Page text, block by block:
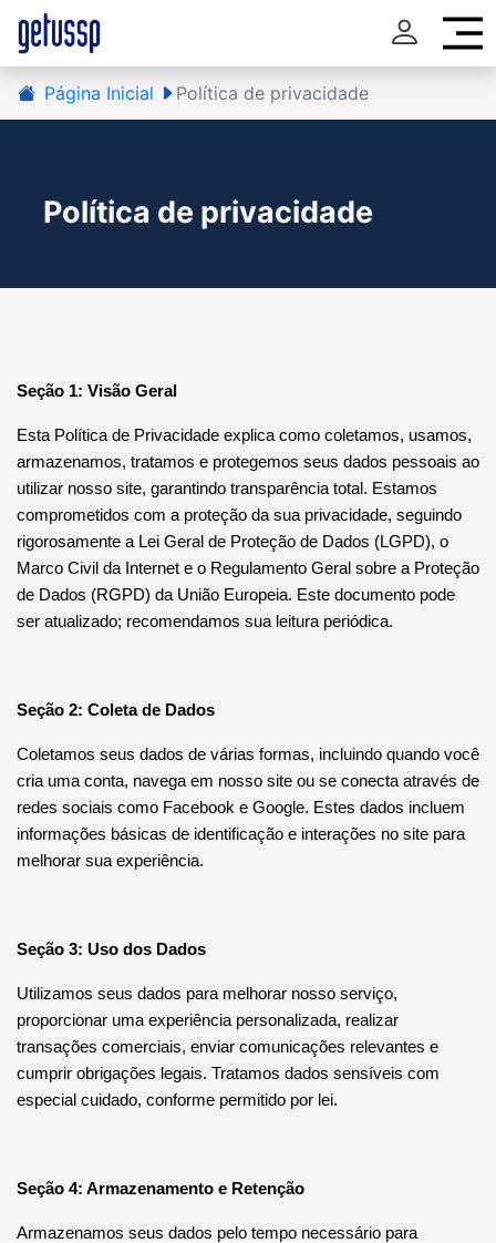
Página Inicial Política de privacidade
Política de privacidade
Seção 1: Visão Geral
Esta Política de Privacidade explica como coletamos, usamos,
armazenamos, tratamos e protegemos seus dados pessoais ao
utilizar nosso site, garantindo transparência total. Estamos
comprometidos com a proteção da sua privacidade, seguindo
rigorosamente a Lei Geral de Proteção de Dados (LGPD), o
Marco Civil da Internet e o Regulamento Geral sobre a Proteção
de Dados (RGPD) da União Europeia. Este documento pode
ser atualizado; recomendamos sua leitura periódica.
Seção 2: Coleta de Dados
Coletamos seus dados de várias formas, incluindo quando você
cria uma conta, navega em nosso site ou se conecta através de
redes sociais como Facebook e Google. Estes dados incluem
informações básicas de identificação e interações no site para
melhorar sua experiência.
Seção 3: Uso dos Dados
Utilizamos seus dados para melhorar nosso serviço,
proporcionar uma experiência personalizada, realizar
transações comerciais, enviar comunicações relevantes e
cumprir obrigações legais. Tratamos dados sensíveis com
especial cuidado, conforme permitido por lei.
Seção 4: Armazenamento e Retenção
Armazenamos seus dados pelo tempo necessário para